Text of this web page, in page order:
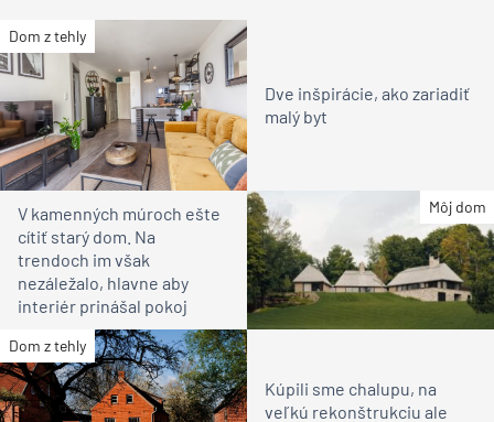
Dom z tehly
Dve inšpirácie, ako zariadiť
malý byt
Môj dom
V kamenných múroch ešte
cítiť starý dom. Na
trendoch im však
nezáležalo, hlavne aby
interiér prinášal pokoj
Dom z tehly
Kúpili sme chalupu, na
veľkú rekonštrukciu ale